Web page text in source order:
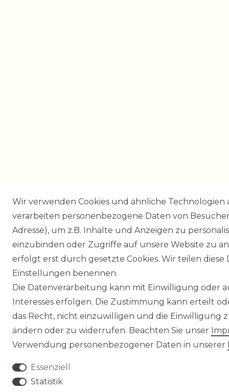
Wir verwenden Cookies und ähnliche
verarbeiten personenbezogene Daten von
Adresse), um z.B. Inhalte und Anzeigen zu
einzubinden oder Zugriffe auf unsere Website zu
erfolgt erst durch gesetzte Cookies. Wir teilen
Einstellungen benennen.
Die Datenverarbeitung kann mit Einwilligung oder
Interesses erfolgen. Die Zustimmung kann erteilt
das Recht, nicht einzuwilligen und die Einwilligung
ändern oder zu widerrufen. Beachten Sie unser
Verwendung personenbezogener Daten in unserer
Essenziell
Statistik